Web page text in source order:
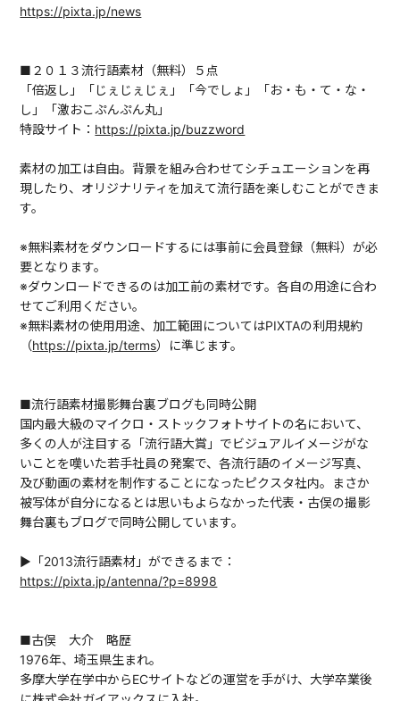
https://pixta.jp/news
■２０１３流行語素材（無料）５点
「倍返し」「じぇじぇじぇ」「今でしょ」「お・も・て・な・
し」「激おこぷんぷん丸」
特設サイト： https://pixta.jp/buzzword
素材の加工は自由。背景を組み合わせてシチュエーションを再
現したり、オリジナリティを加えて流行語を楽しむことができま
す。
※無料素材をダウンロードするには事前に会員登録（無料）が必
要となります。
※ダウンロードできるのは加工前の素材です。各自の用途に合わ
せてご利用ください。
※無料素材の使用用途、加工範囲についてはPIXTAの利用規約
（https://pixta.jp/terms）に準じます。
■流行語素材撮影舞台裏ブログも同時公開
国内最大級のマイクロ・ストックフォトサイトの名において、
多くの人が注目する「流行語大賞」でビジュアルイメージがな
いことを嘆いた若手社員の発案で、各流行語のイメージ写真、
及び動画の素材を制作することになったピクスタ社内。まさか
被写体が自分になるとは思いもよらなかった代表・古俣の撮影
舞台裏もブログで同時公開しています。
▶「2013流行語素材」ができるまで：
https://pixta.jp/antenna/?p=8998
■古俣 大介 略歴
1976年、埼玉県生まれ。
多摩大学在学中からECサイトなどの運営を手がけ、大学卒業後